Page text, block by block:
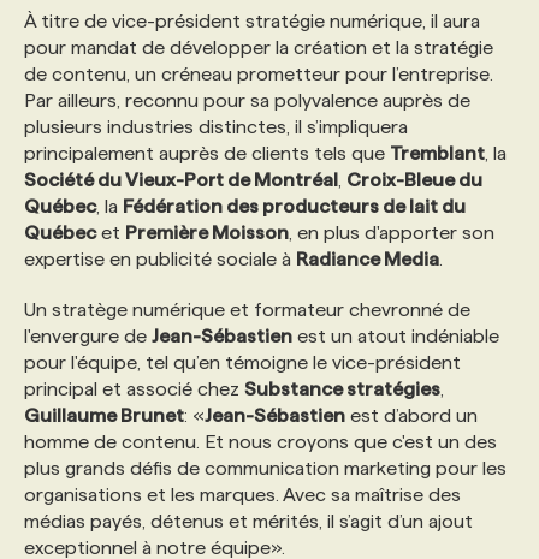
TENDANCES
ÉVÉNEMENTIEL
NOS AUTEUR‧RICES
ANNONCEZ AVEC NOUS
NOS FORMATEUR‧RICES
POURQUOI CHOISIR NOS FORMATIONS
NOS TARIFS
PROGRAMMES DE SUBVENTIONS
FAQ
ANNONCEZ AVEC NOUS
NOS EXPERTISES
ANNONCEZ AVEC NOUS
À titre de vice-président stratégie numérique, il aura
pour mandat de développer la création et la stratégie
de contenu, un créneau prometteur pour l’entreprise.
Par ailleurs, reconnu pour sa polyvalence auprès de
plusieurs industries distinctes, il s’impliquera
principalement auprès de clients tels que Tremblant , la
Société du Vieux-Port de Montréal Croix-Bleue du
Québec, la Fédération des producteurs de lait du
Québecet Première Moisson , en plus d'apporter son
expertise en publicité sociale à Radiance Media
Un stratège numérique et formateur chevronné de
l'envergure de Jean-Sébastien est un atout indéniable
pour l'équipe, tel qu’en témoigne le vice-président
principal et associé chez Substance stratégies
Guillaume Brunet: «Jean-Sébastien est d’abord un
homme de contenu. Et nous croyons que c'est un des
plus grands défis de communication marketing pour les
organisations et les marques. Avec sa maîtrise des
médias payés, détenus et mérités, il s’agit d’un ajout
exceptionnel à notre équipe».